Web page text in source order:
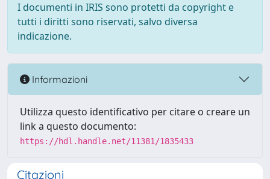
I documenti in IRIS sono protetti da copyright e
tutti i diritti sono riservati, salvo diversa
indicazione.
Informazioni
Utilizza questo identificativo per citare o creare un
link a questo documento:
https://hdl.handle.net/11381/1835433
Citazioni